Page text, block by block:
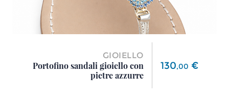
GIOIELLO
Portofino sandali gioiello con
pietre azzurre
Prezzo
130,00 €